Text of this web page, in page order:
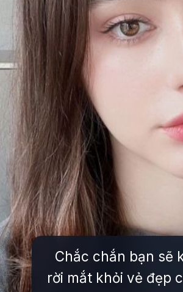
Chắc chắn bạn sẽ
rời mắt khỏi vẻ đẹp